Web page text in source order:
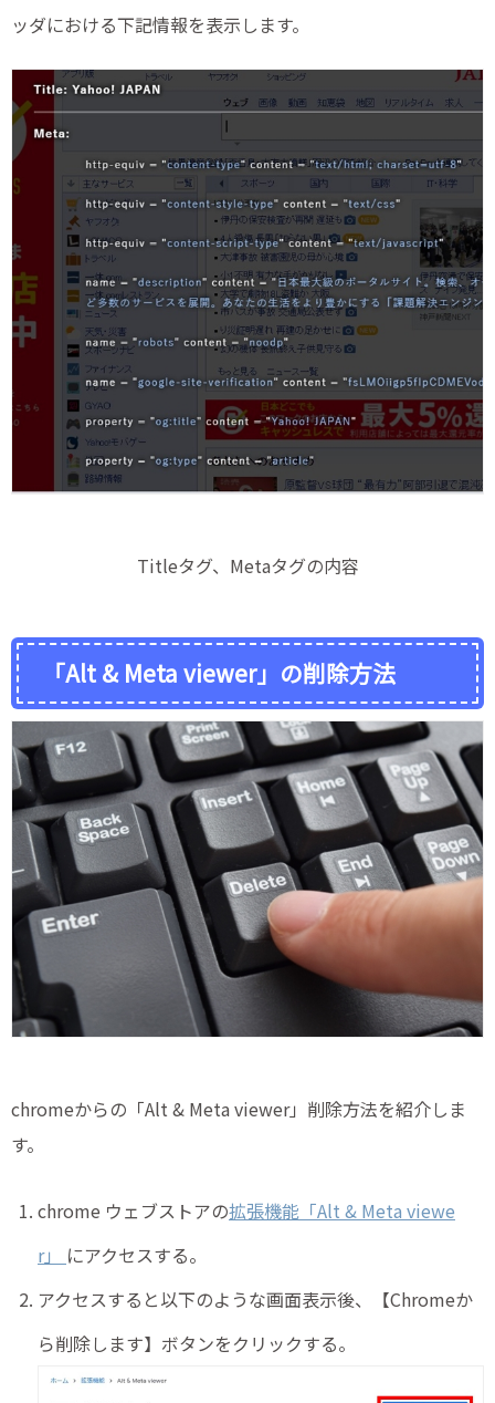
ッダにおける下記情報を表示します。
Titleタグ、Metaタグの内容
「Alt & Meta viewer」の削除方法
chromeからの「Alt & Meta viewer」削除方法を紹介しま
す。
chrome ウェブストアの拡張機能「Alt & Meta viewe
r」
にアクセスする。
アクセスすると以下のような画面表示後、【Chromeか
ら削除します】ボタンをクリックする。